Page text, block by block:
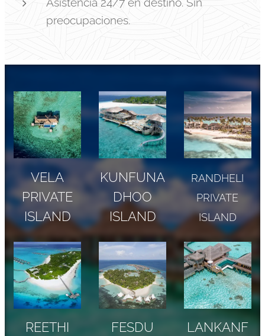
preocupaciones.
VELA
PRIVATE
ISLAND
KUNFUNA
DHOO
ISLAND
RANDHELI
PRIVATE
ISLAND
REETHI
FESDU
LANKANF